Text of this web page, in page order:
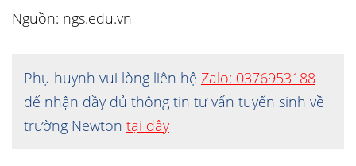
Nguồn: ngs.edu.vn
Phụ huynh vui lòng liên hệ Zalo: 0376953188
để nhận đầy đủ thông tin tư vấn tuyển sinh về
trường Newton tại đây